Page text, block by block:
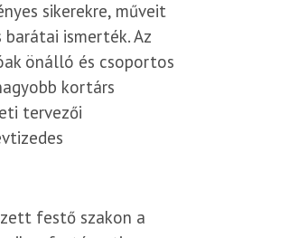
sikerekre, műveit
barátai ismerték. Az
önálló és csoportos
kortárs
tervezői
festő szakon a